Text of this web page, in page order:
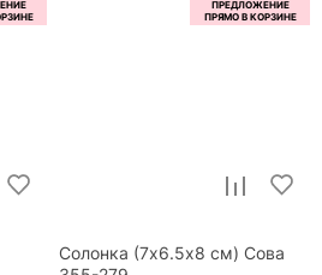
Солонка (7х6.5х8 см) Сова